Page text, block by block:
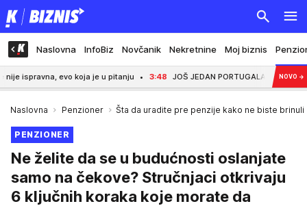
Naslovna InfoBiz Novčanik Nekretnine Moj biznis
evo koja je u pitanju 3:48 JOŠ JEDAN PORTUGALAC OTIŠAO UNOVO →
Naslovna Penzioner Šta da uradite pre penzije kako ne biste brinuli
PENZIONER
Ne želite da se u budućnosti oslanjate
samo na čekove? Stručnjaci otkrivaju
6 ključnih koraka koje morate da